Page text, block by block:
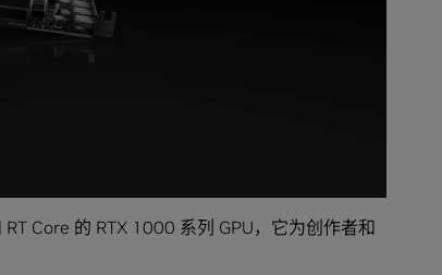
Core 的 RTX 1000 系列 GPU，它为创作者和